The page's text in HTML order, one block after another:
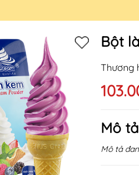
Bột
Thương
Mô
Mô tả